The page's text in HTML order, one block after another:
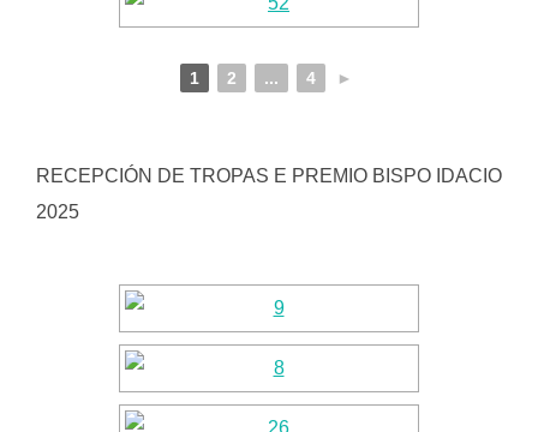
1 2 ... 4 ►
RECEPCIÓN DE TROPAS E PREMIO BISPO IDACIO
2025